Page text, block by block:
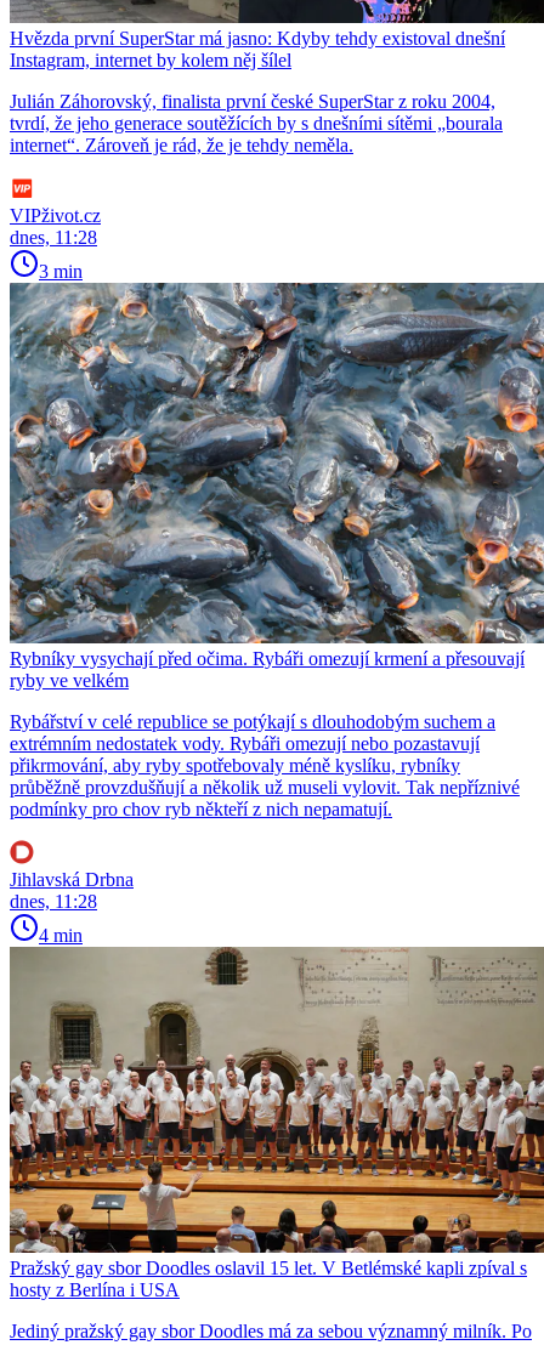
Hvězda první SuperStar má jasno: Kdyby tehdy existoval dnešní
Instagram, internet by kolem něj šílel
Julián Záhorovský, finalista první české SuperStar z roku 2004,
tvrdí, že jeho generace soutěžících by s dnešními sítěmi „bourala
internet“. Zároveň je rád, že je tehdy neměla.
VIPživot.cz
dnes, 11:28
3 min
Rybníky vysychají před očima. Rybáři omezují krmení a přesouvají
ryby ve velkém
Rybářství v celé republice se potýkají s dlouhodobým suchem a
extrémním nedostatek vody. Rybáři omezují nebo pozastavují
přikrmování, aby ryby spotřebovaly méně kyslíku, rybníky
průběžně provzdušňují a několik už museli vylovit. Tak nepříznivé
podmínky pro chov ryb někteří z nich nepamatují.
Jihlavská Drbna
dnes, 11:28
4 min
Pražský gay sbor Doodles oslavil 15 let. V Betlémské kapli zpíval s
hosty z Berlína i USA
Jediný pražský gay sbor Doodles má za sebou významný milník. Po